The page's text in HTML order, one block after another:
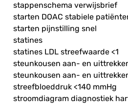
stappenschema verwijsbrief
starten DOAC stabiele
starten pijnstilling snel
statines
statines LDL streefwaarde <1
steunkousen aan- en
steunkousen aan- en
streefbloeddruk <140 mmHg
stroomdiagram diagnostiek